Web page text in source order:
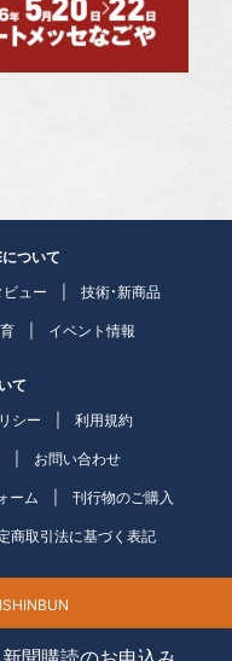
ついて
ビュー 技術・新商品
イベント情報
て
シー 利用規約
お問い合わせ
ーム 刊行物のご購入
商取引法に基づく表記